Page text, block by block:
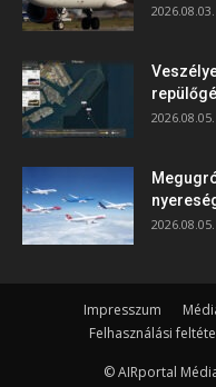
2026.08.03.
2026.08.05.
2026.08.05.
Impresszum
Felhasználási
© AIRportal